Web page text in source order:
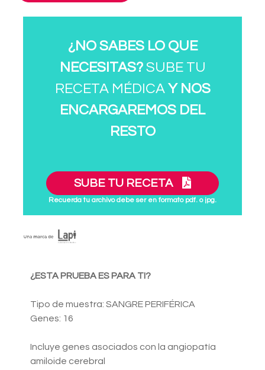
¿NO SABES LO QUE
NECESITAS?SUBE TU
RECETA MÉDICA Y NOS
ENCARGAREMOS DEL
RESTO
SUBE TU RECETA
Recuerda tu archivo debe ser en formato pdf. o jpg.
¿ESTA PRUEBA ES PARA TI?
Tipo de muestra: SANGRE PERIFÉRICA
Genes: 16
Incluye genes asociados con la angiopatía
amiloide cerebral